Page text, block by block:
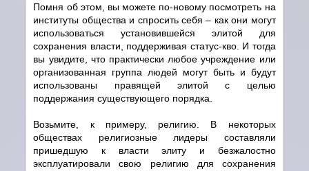
Помня об этом, вы можете по-новому посмотреть на
институты общества и спросить себя – как они могут
использоваться установившейся элитой для
сохранения власти, поддерживая статус-кво. И тогда
вы увидите, что практически любое учреждение или
организованная группа людей могут быть и будут
использованы правящей элитой с целью
поддержания существующего порядка.
Возьмите, к примеру, религию. В некоторых
обществах религиозные лидеры составляли
пришедшую к власти элиту и безжалостно
эксплуатировали свою религию для сохранения